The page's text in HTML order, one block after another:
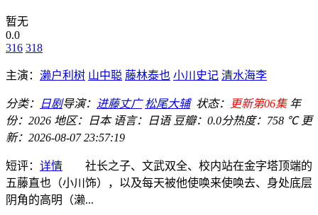
暂无
0.0
316 318
主演： 濑户利树 山中聪 藤林泰也 小川史记 清水海李
分类： 日剧导演： 进藤丈广 松尾大辅 状态： 更新第06集 年
份： 2026 地区： 日本 语言： 日语 豆瓣：0.0分热度：758 ℃ 更
新： 2026-08-07 23:57:19
短评： 详情 社长之子、文武双全、校内站在金字塔顶端的
五藤直也（小川饰），以及每天被他使唤来使唤去、身处底层
阴角的高明（濑...